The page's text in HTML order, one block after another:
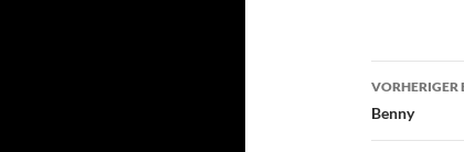
VORHERIGER
Benny